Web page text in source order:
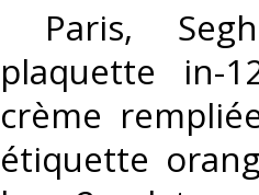
Paris,
plaquette in-
crème
étiquette